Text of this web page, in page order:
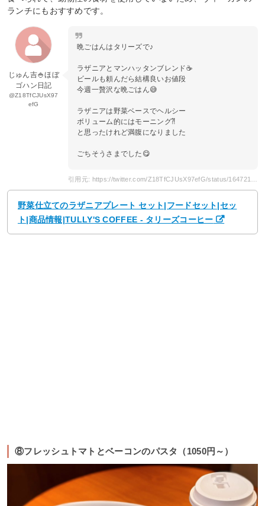
ランチにもおすすめです。
じゅん吉🍚ほぼ
ゴハン日記
@Z18TfCJUsX97
efG
晩ごはんはタリーズで♪
ラザニアとマンハッタンブレンド☕️
ビールも頼んだら結構良いお値段
今週一贅沢な晩ごはん😅
ラザニアは野菜ベースでヘルシー
ボリューム的にはモーニング⁈
と思ったけれど満腹になりました
ごちそうさまでした😋
野菜仕立てのラザニアプレート セット|フードセット|セッ
ト|商品情報|TULLY'S COFFEE - タリーズコーヒー
⑧フレッシュトマトとベーコンのパスタ（1050円～）